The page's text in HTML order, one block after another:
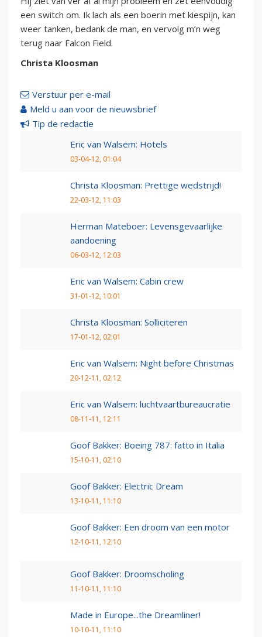
een switch om. Ik lach als een boerin met kiespijn, kan
weer tanken, bedank de man, en vervolg m’n weg
terug naar Falcon Field.
Christa Kloosman
Verstuur per e-mail
Meld u aan voor de nieuwsbrief
Tip de redactie
Eric van Walsem: Hotels
03-04-12, 01:04
Christa Kloosman: Prettige wedstrijd!
22-03-12, 11:03
Herman Mateboer: Levensgevaarlijke
aandoening
06-03-12, 12:03
Eric van Walsem: Cabin crew
31-01-12, 10:01
Christa Kloosman: Solliciteren
17-01-12, 02:01
Eric van Walsem: Night before Christmas
20-12-11, 02:12
Eric van Walsem: luchtvaartbureaucratie
08-11-11, 12:11
Goof Bakker: Boeing 787: fatto in Italia
15-10-11, 02:10
Goof Bakker: Electric Dream
13-10-11, 11:10
Goof Bakker: Een droom van een motor
12-10-11, 12:10
Goof Bakker: Droomscholing
11-10-11, 11:10
Made in Europe...the Dreamliner!
10-10-11, 11:10